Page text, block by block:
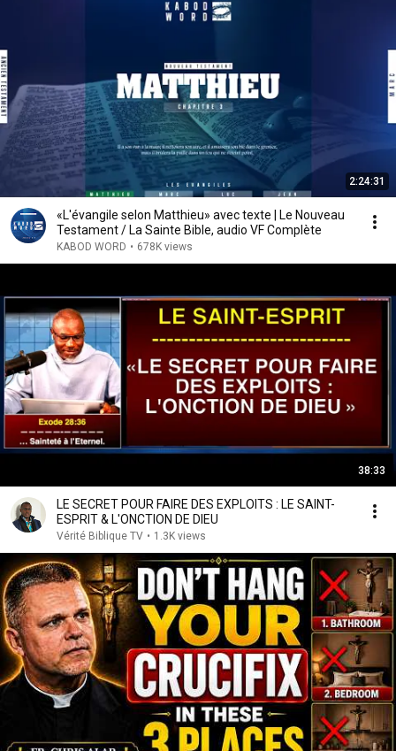
2:24:31
«L'évangile selon Matthieu» avec texte | Le Nouveau
Testament / La Sainte Bible, audio VF Complète
KABOD WORD • 678K views
38:33
LE SECRET POUR FAIRE DES EXPLOITS : LE SAINT-
ESPRIT & L'ONCTION DE DIEU
Vérité Biblique TV • 1.3K views